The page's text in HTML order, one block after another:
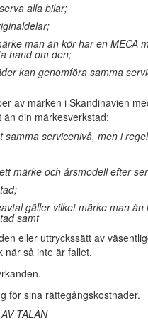
alla bilar;
man än kör har en MECA
hand om den;
kan genomföra samma
av märken i Skandinavien
din märkesverkstad;
samma servicenivå, men i
märke och årsmodell efter
gäller vilket märke man
samt
eller uttryckssätt av
när så inte är fallet.
för sina rättegångskostnader.
TALAN